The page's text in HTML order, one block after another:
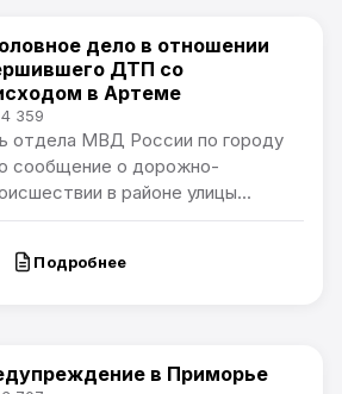
дело в отношении
ДТП со
в Артеме
359
отдела МВД России по городу
сообщение о дорожно-
в районе улицы...
Подробнее
в Приморье